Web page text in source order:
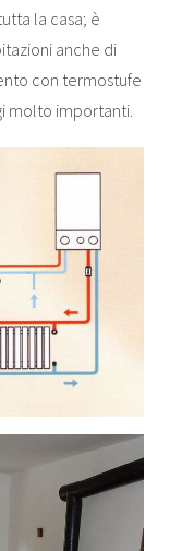
la casa; è
anche di
con termostufe
molto importanti.